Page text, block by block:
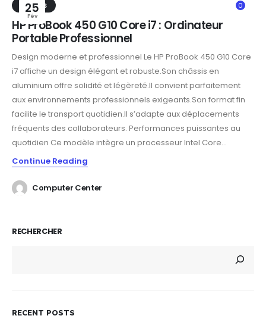
25
Fév
0
TRENDS
HP ProBook 450 G10 Core i7 : Ordinateur
Portable Professionnel
Design moderne et professionnel Le HP ProBook 450 G10 Core
i7 affiche un design élégant et robuste.Son châssis en
aluminium offre solidité et légèreté.Il convient parfaitement
aux environnements professionnels exigeants.Son format fin
facilite le transport quotidien.Il s’adapte aux déplacements
fréquents des collaborateurs. Performances puissantes au
quotidien Ce modèle intègre un processeur Intel Core...
Continue Reading
Computer Center
RECHERCHER
RECENT POSTS